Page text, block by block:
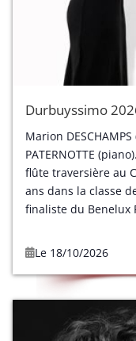
Durbuyssimo
Marion
PATERNOTTE
flûte traversière au
ans dans la classe
finaliste du Benelux
Le 18/10/2026